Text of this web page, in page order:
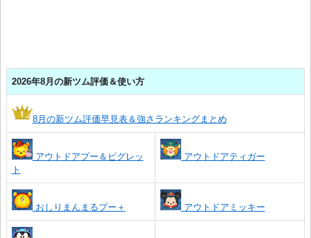
2026年8月の新ツム評価＆使い方
8月の新ツム評価早見表＆強さランキングまとめ
アウトドアプー＆ピグレッ
ト
アウトドアティガー
おしりまんまるプー＋ アウトドアミッキー